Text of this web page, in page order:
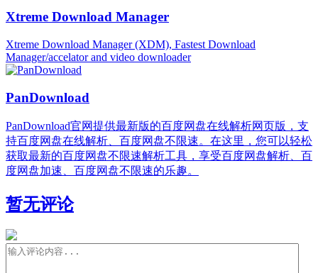
Xtreme Download Manager
Xtreme Download Manager (XDM), Fastest Download
Manager/accelator and video downloader
PanDownload
PanDownload官网提供最新版的百度网盘在线解析网页版，支
持百度网盘在线解析、百度网盘不限速。在这里，您可以轻松
获取最新的百度网盘不限速解析工具，享受百度网盘解析、百
度网盘加速、百度网盘不限速的乐趣。
暂无评论